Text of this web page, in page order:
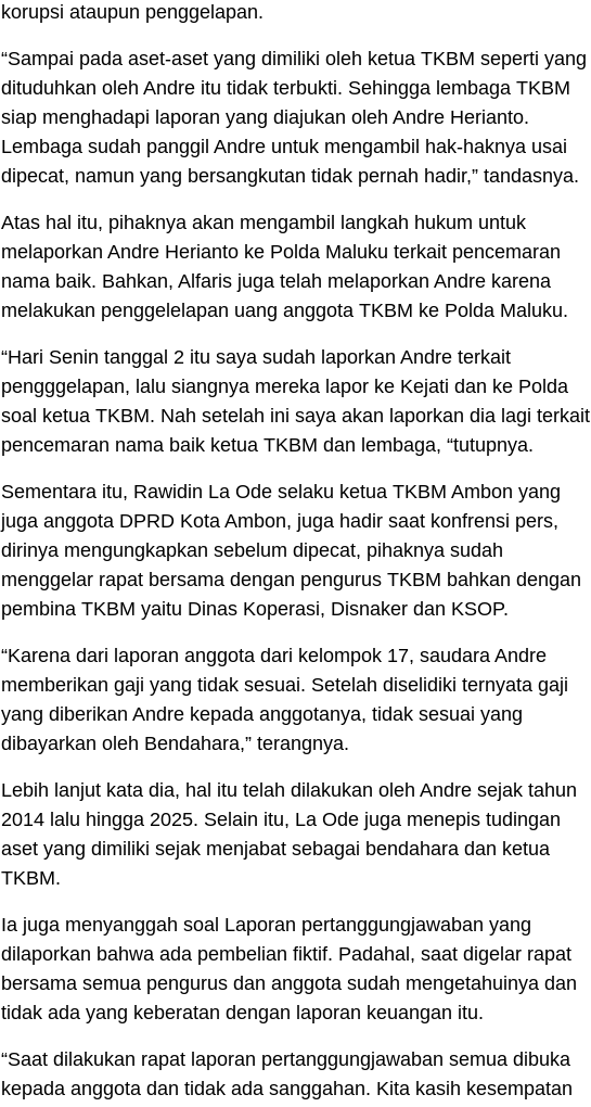
korupsi ataupun penggelapan.
“Sampai pada aset-aset yang dimiliki oleh ketua TKBM seperti yang
dituduhkan oleh Andre itu tidak terbukti. Sehingga lembaga TKBM
siap menghadapi laporan yang diajukan oleh Andre Herianto.
Lembaga sudah panggil Andre untuk mengambil hak-haknya usai
dipecat, namun yang bersangkutan tidak pernah hadir,” tandasnya.
Atas hal itu, pihaknya akan mengambil langkah hukum untuk
melaporkan Andre Herianto ke Polda Maluku terkait pencemaran
nama baik. Bahkan, Alfaris juga telah melaporkan Andre karena
melakukan penggelelapan uang anggota TKBM ke Polda Maluku.
“Hari Senin tanggal 2 itu saya sudah laporkan Andre terkait
pengggelapan, lalu siangnya mereka lapor ke Kejati dan ke Polda
soal ketua TKBM. Nah setelah ini saya akan laporkan dia lagi terkait
pencemaran nama baik ketua TKBM dan lembaga, “tutupnya.
Sementara itu, Rawidin La Ode selaku ketua TKBM Ambon yang
juga anggota DPRD Kota Ambon, juga hadir saat konfrensi pers,
dirinya mengungkapkan sebelum dipecat, pihaknya sudah
menggelar rapat bersama dengan pengurus TKBM bahkan dengan
pembina TKBM yaitu Dinas Koperasi, Disnaker dan KSOP.
“Karena dari laporan anggota dari kelompok 17, saudara Andre
memberikan gaji yang tidak sesuai. Setelah diselidiki ternyata gaji
yang diberikan Andre kepada anggotanya, tidak sesuai yang
dibayarkan oleh Bendahara,” terangnya.
Lebih lanjut kata dia, hal itu telah dilakukan oleh Andre sejak tahun
2014 lalu hingga 2025. Selain itu, La Ode juga menepis tudingan
aset yang dimiliki sejak menjabat sebagai bendahara dan ketua
TKBM.
Ia juga menyanggah soal Laporan pertanggungjawaban yang
dilaporkan bahwa ada pembelian fiktif. Padahal, saat digelar rapat
bersama semua pengurus dan anggota sudah mengetahuinya dan
tidak ada yang keberatan dengan laporan keuangan itu.
“Saat dilakukan rapat laporan pertanggungjawaban semua dibuka
kepada anggota dan tidak ada sanggahan. Kita kasih kesempatan